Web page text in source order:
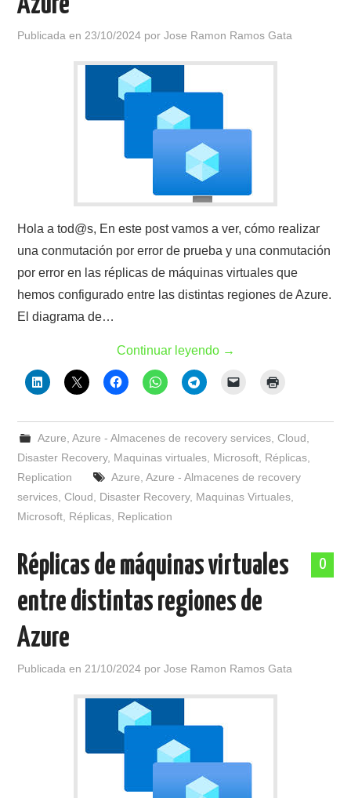
Publicada en 23/10/2024 porJose Ramon Ramos Gata
Hola a tod@s, En este post vamos a ver, cómo realizar
una conmutación por error de prueba y una conmutación
por error en las réplicas de máquinas virtuales que
hemos configurado entre las distintas regiones de Azure.
El diagrama de…
Continuar leyendo →
Azure Azure - Almacenes de recovery services, Cloud
Disaster Recovery, Maquinas virtuales Microsoft Réplicas
Replication
Azure Azure - Almacenes de recovery
services ,Cloud Disaster Recovery, Maquinas Virtuales
Microsoft Réplicas Replication
0
Réplicas de máquinas virtuales
entre distintas regiones de
Azure
Publicada en 21/10/2024 porJose Ramon Ramos Gata